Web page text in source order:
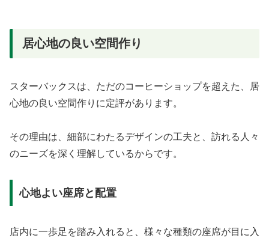
居心地の良い空間作り
スターバックスは、ただのコーヒーショップを超えた、居
心地の良い空間作りに定評があります。
その理由は、細部にわたるデザインの工夫と、訪れる人々
のニーズを深く理解しているからです。
心地よい座席と配置
店内に一歩足を踏み入れると、様々な種類の座席が目に入